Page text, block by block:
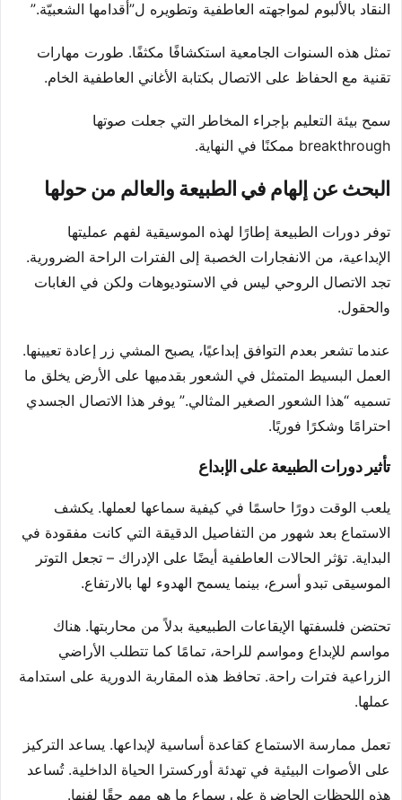
النقاد بالألبوم لمواجهته العاطفية وتطويره ل”أقدامها الشعبيّة.”
تمثل هذه السنوات الجامعية استكشافًا مكثفًا. طورت مهارات
تقنية مع الحفاظ على الاتصال بكتابة الأغاني العاطفية الخام.
سمح بيئة التعليم بإجراء المخاطر التي جعلت صوتها
breakthrough ممكنًا في النهاية.
البحث عن إلهام في الطبيعة والعالم من حولها
توفر دورات الطبيعة إطارًا لهذه الموسيقية لفهم عمليتها
الإبداعية، من الانفجارات الخصبة إلى الفترات الراحة الضرورية.
تجد الاتصال الروحي ليس في الاستوديوهات ولكن في الغابات
والحقول.
عندما تشعر بعدم التوافق إبداعيًا، يصبح المشي زر إعادة تعيينها.
العمل البسيط المتمثل في الشعور بقدميها على الأرض يخلق ما
تسميه “هذا الشعور الصغير المثالي.” يوفر هذا الاتصال الجسدي
احترامًا وشكرًا فوريًا.
تأثير دورات الطبيعة على الإبداع
يلعب الوقت دورًا حاسمًا في كيفية سماعها لعملها. يكشف
الاستماع بعد شهور من التفاصيل الدقيقة التي كانت مفقودة في
البداية. تؤثر الحالات العاطفية أيضًا على الإدراك – تجعل التوتر
الموسيقى تبدو أسرع، بينما يسمح الهدوء لها بالارتفاع.
تحتضن فلسفتها الإيقاعات الطبيعية بدلاً من محاربتها. هناك
مواسم للإبداع ومواسم للراحة، تمامًا كما تتطلب الأراضي
الزراعية فترات راحة. تحافظ هذه المقاربة الدورية على استدامة
عملها.
تعمل ممارسة الاستماع كقاعدة أساسية لإبداعها. يساعد التركيز
على الأصوات البيئية في تهدئة أوركسترا الحياة الداخلية. تُساعد
هذه اللحظات الحاضرة على سماع ما هو مهم حقًا لفنها.